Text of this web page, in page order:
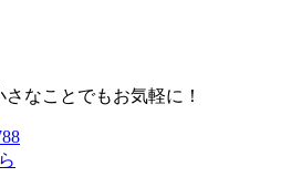
さなことでもお気軽に！